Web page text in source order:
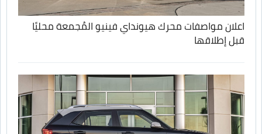
اعلان مواصفات محرك هيونداي فينيو المُجمعة محليًا
قبل إطلاقها